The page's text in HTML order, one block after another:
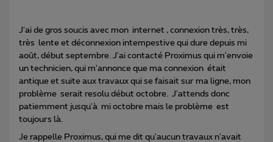
J'ai de gros soucis avec mon internet , connexion très, très,
très lente et déconnexion intempestive qui dure depuis mi
août, début septembre. J'ai contacté Proximus qui m'envoie
un technicien, qui m'annonce que ma connexion était
antique et suite aux travaux qui se faisait sur ma ligne, mon
problème serait resolu début octobre. J'attends donc
patiemment jusqu'à mi octobre mais le problème est
toujours là.
Je rappelle Proximus, qui me dit qu'aucun travaux n'avait